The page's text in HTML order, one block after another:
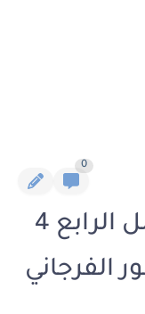
0
رواية بعد الفراق الفصل الرابع 4
الفرجاني